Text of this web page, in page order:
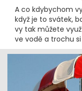
A co kdybychom
když je to svátek,
vy tak můžete
ve vodě a trochu